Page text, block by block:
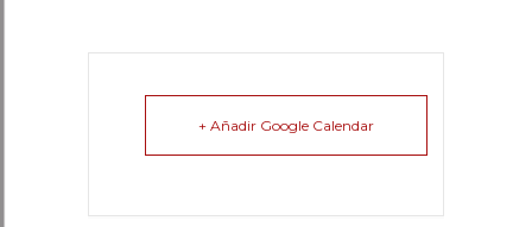
+ Añadir Google Calendar